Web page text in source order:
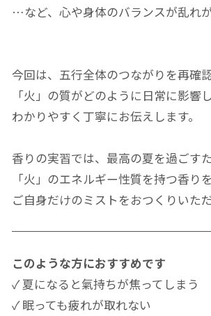
…など、心や身体のバランスが乱れが
今回は、五行全体のつながりを再確
「火」の質がどのように日常に影響
わかりやすく丁寧にお伝えします。
香りの実習では、最高の夏を過ごす
「火」のエネルギー性質を持つ香り
ご自身だけのミストをおつくりいただ
このような方におすすめです
✓ 夏になると氣持ちが焦ってしまう
✓ 眠っても疲れが取れない